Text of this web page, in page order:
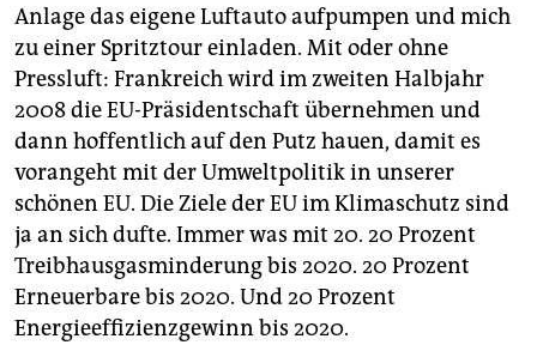
Anlage das eigene Luftauto aufpumpen und mich
zu einer Spritztour einladen. Mit oder ohne
Pressluft: Frankreich wird im zweiten Halbjahr
2008 die EU-Präsidentschaft übernehmen und
dann hoffentlich auf den Putz hauen, damit es
vorangeht mit der Umweltpolitik in unserer
schönen EU. Die Ziele der EU im Klimaschutz sind
ja an sich dufte. Immer was mit 20. 20 Prozent
Treibhausgasminderung bis 2020. 20 Prozent
Erneuerbare bis 2020. Und 20 Prozent
Energieeffizienzgewinn bis 2020.